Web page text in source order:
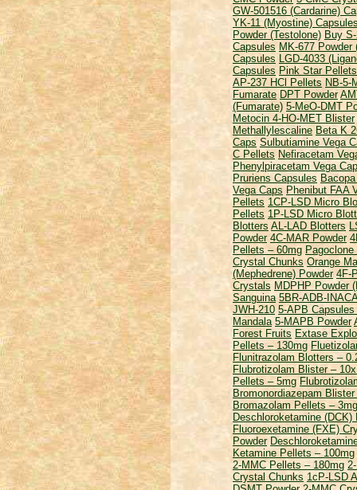
GW-501516 (Cardarine)
YK-11 (Myostine)
Powder (Testolone) Buy
Capsules MK-677 Powder
Capsules LGD-4033
Capsules Pink Star Pellets
AP-237 HCl Pellets NB-5-
Fumarate DPT Powder
(Fumarate) 5-MeO-DMT
Metocin 4-HO-MET Blister
Methallylescaline Beta K
Caps Sulbutiamine Vega
C Pellets Nefiracetam
Phenylpiracetam Vega
Pruriens Capsules
Vega Caps Phenibut FAA
Pellets 1CP-LSD Micro
Pellets 1P-LSD Micro
Blotters AL-LAD Blotters
Powder 4C-MAR Powder
Pellets – 60mg
Crystal Chunks Orange
(Mephedrene) Powder 4F-
Crystals MDPHP Powder
Sanguina 5BR-ADB-
JWH-210 5-APB Capsules
Mandala 5-MAPB Powder
Forest Fruits Extase
Pellets – 130mg
Flunitrazolam Blotters –
Flubrotizolam Blister –
Pellets – 5mg
Bromonordiazepam
Bromazolam Pellets – 3mg
Deschloroketamine
Fluoroexetamine (FXE)
Powder
Ketamine Pellets – 100mg
2-MMC Pellets – 180mg
Crystal Chunks 1cP-LSD